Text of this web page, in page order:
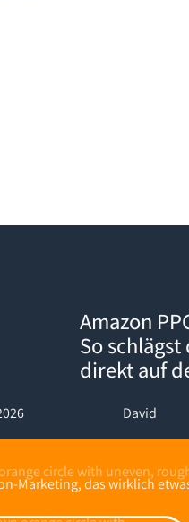
Amazon
So
direkt auf
David
Marketing, das wirklich